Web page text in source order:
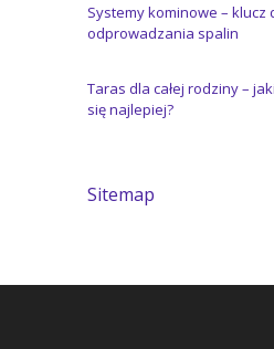
Systemy kominowe – klucz
odprowadzania spalin
Taras dla całej rodziny –
się najlepiej?
Sitemap